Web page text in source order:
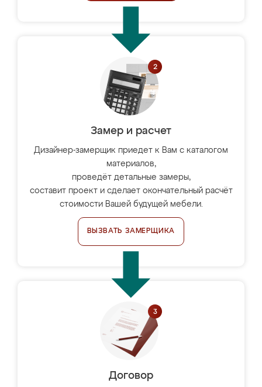
Замер и расчет
Дизайнер-замерщик приедет к Вам с каталогом
материалов,
проведёт детальные замеры,
составит проект и сделает окончательный расчёт
стоимости Вашей будущей мебели.
ВЫЗВАТЬ ЗАМЕРЩИКА
Договор